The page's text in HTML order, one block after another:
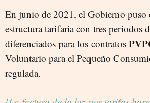
En junio de 2021, el Gobierno puso
estructura tarifaria con tres periodos
diferenciados para los contratos
Voluntario para el Pequeño
regulada.